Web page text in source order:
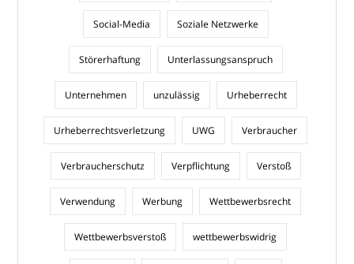
Social-Media Soziale Netzwerke
Störerhaftung Unterlassungsanspruch
Unternehmen unzulässig Urheberrecht
Urheberrechtsverletzung UWG Verbraucher
Verbraucherschutz Verpflichtung Verstoß
Verwendung Werbung Wettbewerbsrecht
Wettbewerbsverstoß wettbewerbswidrig